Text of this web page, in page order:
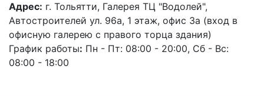
Адрес: г. Тольятти, Галерея ТЦ "Водолей",
Автостроителей ул. 96а, 1 этаж, офис 3а (вход в
офисную галерею с правого торца здания)
График работы: Пн - Пт: 08:00 - 20:00, Сб - Вс:
08:00 - 18:00